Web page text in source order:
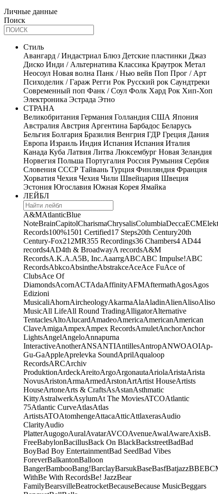
Личные данные
Поиск
Стиль
Авангард / Индастриал Блюз Детские пластинки Джаз
Диско Инди / Альтернатива Классика Краутрок Метал
Неосоул Новая волна Панк / Нью вейв Поп Прог / Арт
Психоделик / Гараж Регги Рок Русский рок Саундтреки
Современный поп Фанк / Соул Фолк Хард Рок Хип-Хоп
Электроника Эстрада Этно
СТРАНА
Великобритания Германия Голландия США Япония
Австралия Австрия Аргентина Барбадос Беларусь
Бельгия Болгария Бразилия Венгрия ГДР Греция Дания
Европа Израиль Индия Испания Испания Италия
Канада Куба Латвия Литва Люксембург Новая Зеландия
Норвегия Польша Португалия Россия Румыния Сербия
Словения СССР Тайвань Турция Финляндия Франция
Хорватия Чехия Чехия Чили Швейцария Швеция
Эстония Югославия Южная Корея Ямайка
ЛЕЙБЛ
A&MAtlanticBlue
NoteBrainCapitolCharismaChrysalisColumbiaDeccaECM
Records100%1501 Certified17 Steps20th Century20th
Century-Fox21 2MR355 Recordings36 Chambers4 AD44
records4AD4th & BroadwayA recordsA&M
RecordsA.K.A.A5B, Inc.AaarrgABCABC Impulse!ABC
RecordsAbkcoAbsintheAbstrakceAceAce FuAce of
ClubsAce Of
DiamondsAcornACTAdaAffinityAFMAftermathAgosAgos
Edizioni
MusicaliAhornAircheologyAkarmaAlaAladinAlienAlisoAliso
MusicAll LifeAll Round TradingAlligatorAlternative
TentaclesAltoAlucardAmadeoAmericaAmericanAmerican
ClaveAmigaAmpexAmpex RecordsAmuletAnchorAnchor
LightsAngelAngeloAnnapurna
InteractiveAnotherANSANTIAntillesAntropANWOAOIAp-
Gu-GaAppleAprelevka SoundAprilAqualoop
RecordsARCArchiv
ProduktionArdeckAreitoArgoArgonautaAriolaAristaArista
NovusAristonArmaArmedArstonArtArtist HouseArtists
HouseArtoneArts & CraftsAsAstanAsthmatic
KittyAstralwerkAsylumAt The MoviesATCOAtlantic
75Atlantic CurveAtlasAtlas
ArtistsATOAtomhengeAttacaAtticAttlaxerasAudio
ClarityAudio
PlatterAugogoAuralAvatarAVCOAvenueAwalAwareAxisB.
FreeBabylonBacillusBack On BlackBackstreetBadBad
BoyBad Boy EntertainmentBad SeedBad Vibes
ForeverBalkantonBalloon
BangerBambooBang!BarclayBarsukBaseBasfBatjazzBBE
WithBe With RecordsBe! JazzBear
FamilyBearsvilleBeatrocketBecauseBecause MusicBeggars